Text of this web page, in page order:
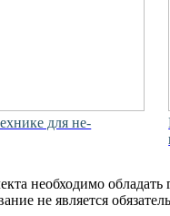
для не-
необходимо
не является